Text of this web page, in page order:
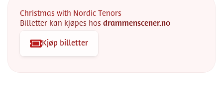
Christmas with Nordic Tenors
Billetter kan kjøpes hos drammenscener.no
Kjøp billetter